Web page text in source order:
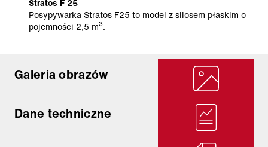
Stratos F 25
Posypywarka Stratos F25 to model z silosem płaskim o
pojemności 2,5 m3.
Galeria obrazów
Dane techniczne